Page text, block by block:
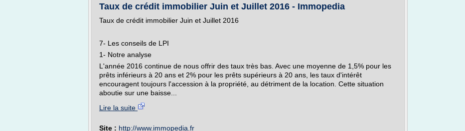
Taux de crédit immobilier Juin et Juillet 2016 - Immopedia
Taux de crédit immobilier Juin et Juillet 2016
7- Les conseils de LPI
1- Notre analyse
L'année 2016 continue de nous offrir des taux très bas. Avec une moyenne de 1,5% pour les
prêts inférieurs à 20 ans et 2% pour les prêts supérieurs à 20 ans, les taux d'intérêt
encouragent toujours l'accession à la propriété, au détriment de la location. Cette situation
aboutie sur une baisse...
Lire la suite
Site : http://www.immopedia.fr